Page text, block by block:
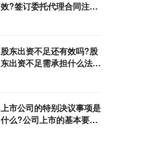
效?签订委托代理合同注意
股东出资不足还有效吗?股
东出资不足需承担什么法律
上市公司的特别决议事项是
什么?公司上市的基本要求